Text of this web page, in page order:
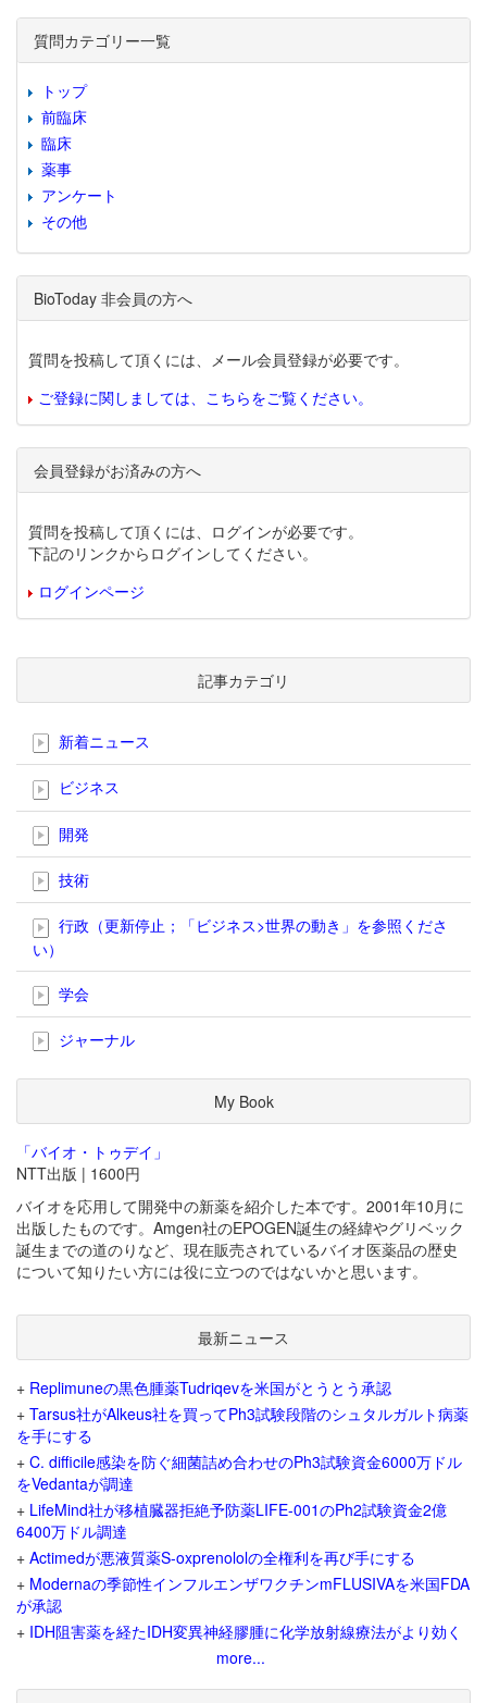
質問カテゴリー一覧
トップ
前臨床
臨床
薬事
アンケート
その他
BioToday 非会員の方へ
質問を投稿して頂くには、メール会員登録が必要です。
ご登録に関しましては、こちらをご覧ください。
会員登録がお済みの方へ
質問を投稿して頂くには、ログインが必要です。
下記のリンクからログインしてください。
ログインページ
記事カテゴリ
新着ニュース
ビジネス
開発
技術
行政（更新停止；「ビジネス>世界の動き」を参照くださ
い）
学会
ジャーナル
My Book
「バイオ・トゥデイ」
NTT出版 | 1600円
バイオを応用して開発中の新薬を紹介した本です。2001年10月に
出版したものです。Amgen社のEPOGEN誕生の経緯やグリベック
誕生までの道のりなど、現在販売されているバイオ医薬品の歴史
について知りたい方には役に立つのではないかと思います。
最新ニュース
+ Replimuneの黒色腫薬Tudriqevを米国がとうとう承認
+ Tarsus社がAlkeus社を買ってPh3試験段階のシュタルガルト病薬
を手にする
+ C. difficile感染を防ぐ細菌詰め合わせのPh3試験資金6000万ドル
をVedantaが調達
+ LifeMind社が移植臓器拒絶予防薬LIFE-001のPh2試験資金2億
6400万ドル調達
+ Actimedが悪液質薬S-oxprenololの全権利を再び手にする
+ Modernaの季節性インフルエンザワクチンmFLUSIVAを米国FDA
が承認
+ IDH阻害薬を経たIDH変異神経膠腫に化学放射線療法がより効く
more...